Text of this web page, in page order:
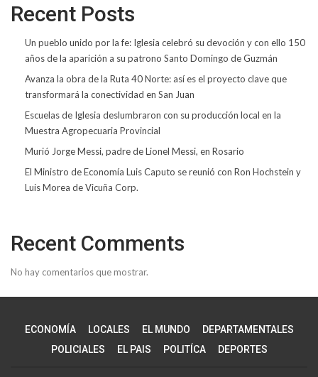
Recent Posts
Un pueblo unido por la fe: Iglesia celebró su devoción y con ello 150
años de la aparición a su patrono Santo Domingo de Guzmán
Avanza la obra de la Ruta 40 Norte: así es el proyecto clave que
transformará la conectividad en San Juan
Escuelas de Iglesia deslumbraron con su producción local en la
Muestra Agropecuaria Provincial
Murió Jorge Messi, padre de Lionel Messi, en Rosario
El Ministro de Economía Luis Caputo se reunió con Ron Hochstein y
Luis Morea de Vicuña Corp.
Recent Comments
No hay comentarios que mostrar.
ECONOMÍA LOCALES EL MUNDO
DEPARTAMENTALES
POLICIALES
EL PAIS POLITÍCA DEPORTES